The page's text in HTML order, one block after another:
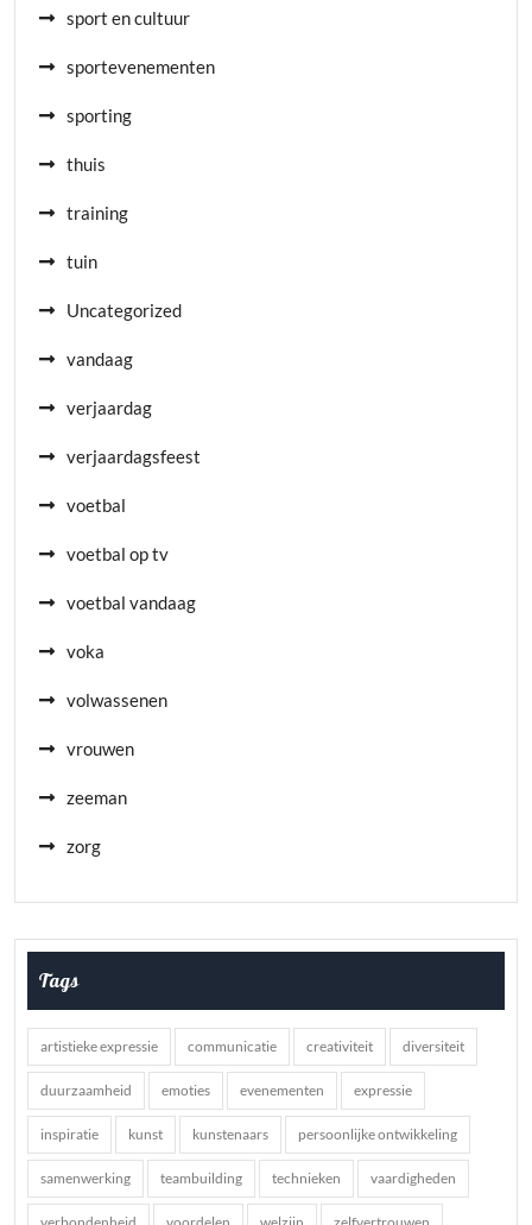
sport en cultuur
sportevenementen
sporting
thuis
training
tuin
Uncategorized
vandaag
verjaardag
verjaardagsfeest
voetbal
voetbal op tv
voetbal vandaag
voka
volwassenen
vrouwen
zeeman
zorg
Tags
artistieke expressie communicatie creativiteit diversiteit
duurzaamheid emoties evenementen expressie
inspiratie kunst kunstenaars persoonlijke ontwikkeling
samenwerking teambuilding technieken vaardigheden